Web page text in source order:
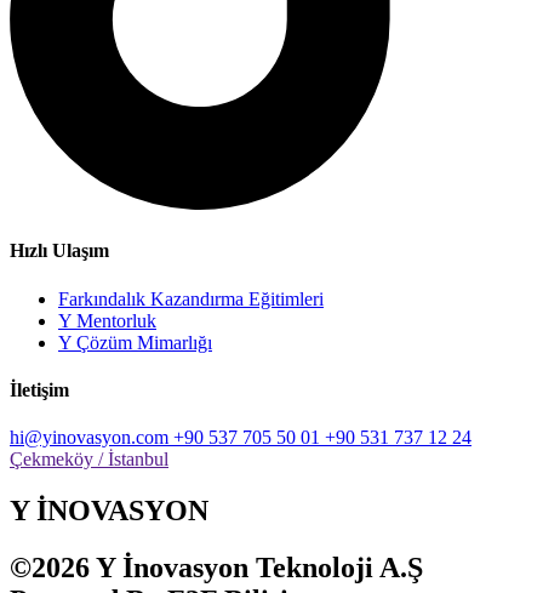
Hızlı Ulaşım
Farkındalık Kazandırma Eğitimleri
Y Mentorluk
Y Çözüm Mimarlığı
İletişim
hi@yinovasyon.com +90 537 705 50 01 +90 531 737 12 24
Çekmeköy / İstanbul
Y İNOVASYON
©2026 Y İnovasyon Teknoloji A.Ş